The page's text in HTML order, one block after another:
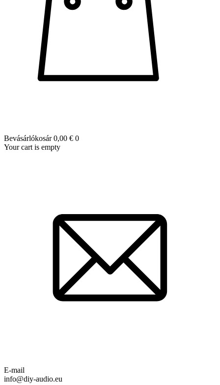
Bevásárlókosár 0,00 € 0
Your cart is empty
E-mail
info@diy-audio.eu